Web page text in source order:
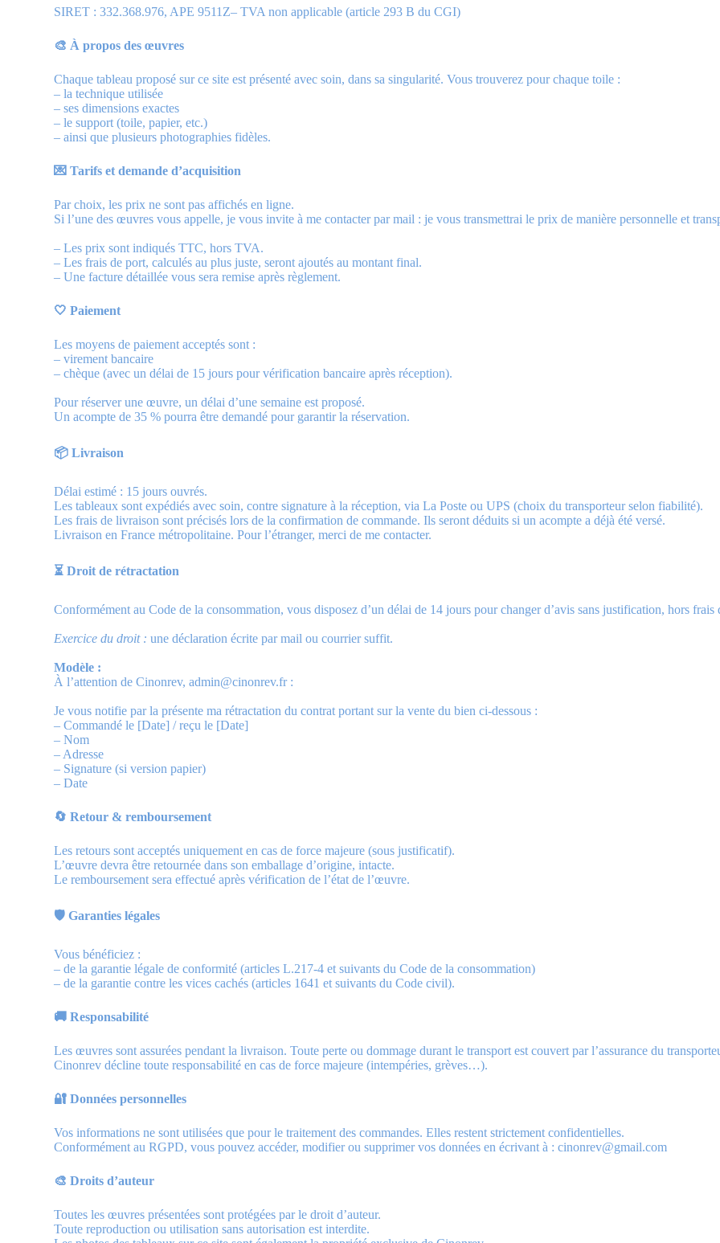
SIRET : 332.368.976, APE 9511Z– TVA non applicable (article 293 B du CGI)
🎨 À propos des œuvres
Chaque tableau proposé sur ce site est présenté avec soin, dans sa singularité. Vous trouverez pour chaque toile :
– la technique utilisée
– ses dimensions exactes
– le support (toile, papier, etc.)
– ainsi que plusieurs photographies fidèles.
💌 Tarifs et demande d’acquisition
Par choix, les prix ne sont pas affichés en ligne.
Si l’une des œuvres vous appelle, je vous invite à me contacter par mail : je vous transmettrai le prix de manière personnelle et
– Les prix sont indiqués TTC, hors TVA.
– Les frais de port, calculés au plus juste, seront ajoutés au montant final.
– Une facture détaillée vous sera remise après règlement.
🤍 Paiement
Les moyens de paiement acceptés sont :
– virement bancaire
– chèque (avec un délai de 15 jours pour vérification bancaire après réception).
Pour réserver une œuvre, un délai d’une semaine est proposé.
Un acompte de 35 % pourra être demandé pour garantir la réservation.
📦 Livraison
Délai estimé : 15 jours ouvrés.
Les tableaux sont expédiés avec soin, contre signature à la réception, via La Poste ou UPS (choix du transporteur selon fiabilité).
Les frais de livraison sont précisés lors de la confirmation de commande. Ils seront déduits si un acompte a déjà été versé.
Livraison en France métropolitaine. Pour l’étranger, merci de me contacter.
⏳ Droit de rétractation
Conformément au Code de la consommation, vous disposez d’un délai de 14 jours pour changer d’avis sans justification, hors frais
Exercice du droit : une déclaration écrite par mail ou courrier suffit.
Modèle :
À l’attention de Cinonrev, admin@cinonrev.fr :
Je vous notifie par la présente ma rétractation du contrat portant sur la vente du bien ci-dessous :
– Commandé le [Date] / reçu le [Date]
– Nom
– Adresse
– Signature (si version papier)
– Date
🔄 Retour & remboursement
Les retours sont acceptés uniquement en cas de force majeure (sous justificatif).
L’œuvre devra être retournée dans son emballage d’origine, intacte.
Le remboursement sera effectué après vérification de l’état de l’œuvre.
🛡 Garanties légales
Vous bénéficiez :
– de la garantie légale de conformité (articles L.217-4 et suivants du Code de la consommation)
– de la garantie contre les vices cachés (articles 1641 et suivants du Code civil).
🚚 Responsabilité
Les œuvres sont assurées pendant la livraison. Toute perte ou dommage durant le transport est couvert par l’assurance du
Cinonrev décline toute responsabilité en cas de force majeure (intempéries, grèves…).
🔐 Données personnelles
Vos informations ne sont utilisées que pour le traitement des commandes. Elles restent strictement confidentielles.
Conformément au RGPD, vous pouvez accéder, modifier ou supprimer vos données en écrivant à : cinonrev@gmail.com
🎨 Droits d’auteur
Toutes les œuvres présentées sont protégées par le droit d’auteur.
Toute reproduction ou utilisation sans autorisation est interdite.